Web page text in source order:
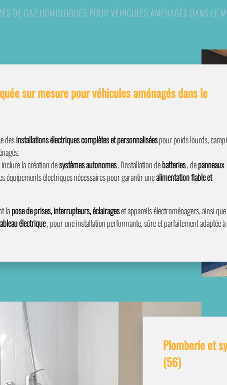
DE GAZ HOMOLOGUÉS POUR VÉHICULES AMÉNAGÉS DANS LE
sur mesure pour véhicules aménagés dans le
desinstallations électriques complètes et personnaliséespour poids lourds,
la création desystèmes autonomes, l'installation debatteries, depanneaux
équipements électriques nécessaires pour garantir unealimentation fiable et
lapose de prises, interrupteurs, éclairageset appareils électroménagers, ainsi
électrique, pour une installation performante, sûre et parfaitement adaptée à
Plomberie et
(56)